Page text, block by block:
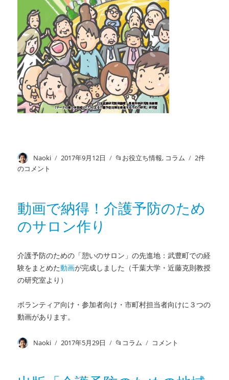
投
稿
Naoki
投
2017年9月12日
カ
ー
お役立ち情報, コラム
好
ポ
版
増
予
2件
のコメント
動画で納得！介護予防のため
のサロン作り
介護予防のための「憩いのサロン」の先進地：武豊町での経
験をまとめた動画が完成しました（千葉大学・近藤克則教授
の研究室より）
ボランティア向け・参加者向け・市町村担当者向けに３つの
動画があります。
投
Naoki
投
2017年5月29日
カ
コラム
動
納
コメント